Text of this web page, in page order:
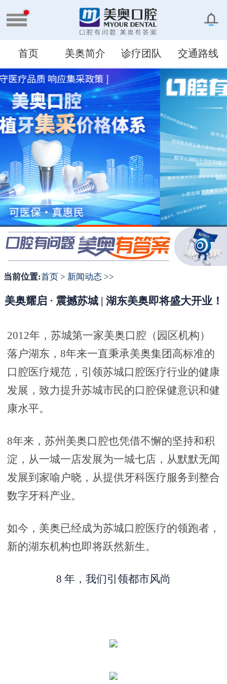
首页 美奥简介 诊疗团队 交通路线
1 2 3
当前位置:首页 > 新闻动态 >>
美奥耀启 · 震撼苏城 | 湖东美奥即将盛大开业！
2012年，苏城第一家美奥口腔（园区机构）
落户湖东， 8年来一直秉承美奥集团高标准的
口腔医疗规范，引领苏城口腔医疗行业的健康
发展，致力提升苏城市民的口腔保健意识和健
康水平。
8年来，苏州美奥口腔也凭借不懈的坚持和积
淀，从一城一店发展为一城七店，从默默无闻
发展到家喻户晓，从提供牙科医疗服务到整合
数字牙科产业。
如今，美奥已经成为苏城口腔医疗的领跑者，
新的湖东机构也即将跃然新生。
8 年，我们引领都市风尚